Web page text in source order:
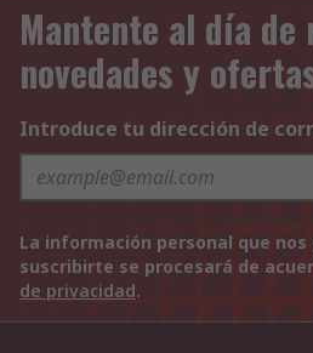
Mantente al día de
novedades y
Introduce tu dirección de
La información personal que
suscribirte se procesará de
de privacidad.